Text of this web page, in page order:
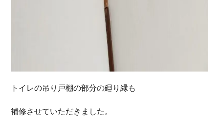
トイレの吊り戸棚の部分の廻り縁も
補修させていただきました。